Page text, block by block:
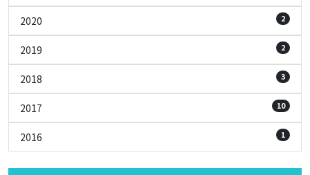
2020 2
2019 2
2018 3
2017 10
2016 1